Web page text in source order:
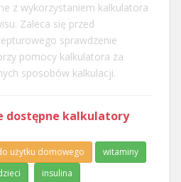
z wykorzystaniem kalkulatora
Zaleca się przed
sprawdzenie
pomocy kalkulatora za
sposobów kalkulacji.
dostępne kalkulatory
użytku domowego
witaminy
insulina